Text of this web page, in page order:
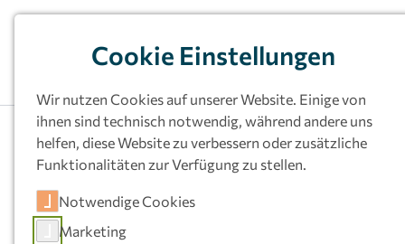
Kath.
Kindertageseinrichtu
Cookie Einstellungen
Wir nutzen Cookies auf unserer Website. Einige von
ihnen sind technisch notwendig, während andere uns
helfen, diese Website zu verbessern oder zusätzliche
Funktionalitäten zur Verfügung zu stellen.
Notwendige Cookies
Marketing